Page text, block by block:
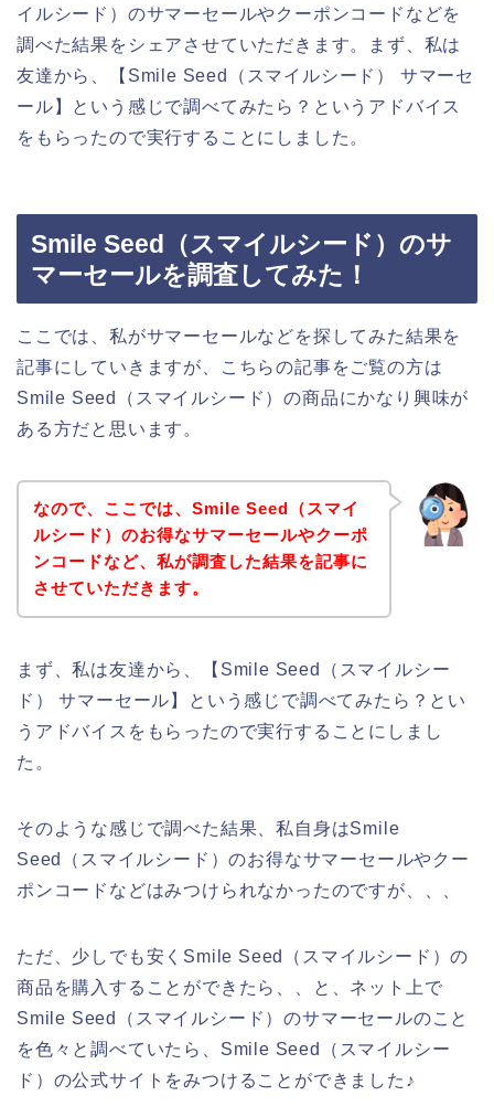
イルシード）のサマーセールやクーポンコードなどを
調べた結果をシェアさせていただきます。まず、私は
友達から、【Smile Seed（スマイルシード） サマーセ
ール】という感じで調べてみたら？というアドバイス
をもらったので実行することにしました。
Smile Seed（スマイルシード）のサ
マーセールを調査してみた！
ここでは、私がサマーセールなどを探してみた結果を
記事にしていきますが、こちらの記事をご覧の方は
Smile Seed（スマイルシード）の商品にかなり興味が
ある方だと思います。
なので、ここでは、Smile Seed（スマイ
ルシード）のお得なサマーセールやクーポ
ンコードなど、私が調査した結果を記事に
させていただきます。
まず、私は友達から、【Smile Seed（スマイルシー
ド） サマーセール】という感じで調べてみたら？とい
うアドバイスをもらったので実行することにしまし
た。
そのような感じで調べた結果、私自身はSmile
Seed（スマイルシード）のお得なサマーセールやクー
ポンコードなどはみつけられなかったのですが、、、
ただ、少しでも安くSmile Seed（スマイルシード）の
商品を購入することができたら、、と、ネット上で
Smile Seed（スマイルシード）のサマーセールのこと
を色々と調べていたら、Smile Seed（スマイルシー
ド）の公式サイトをみつけることができました♪